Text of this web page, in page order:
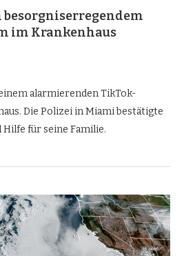
im Krankenhaus
alarmierenden TikTok-
Die Polizei in Miami bestätigte
für seine Familie.